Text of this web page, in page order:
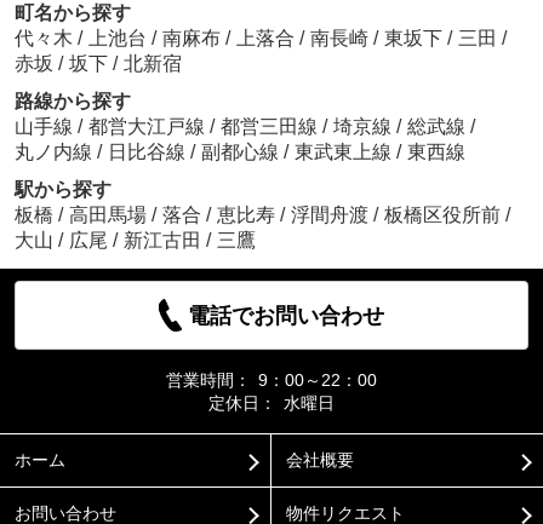
町名から探す
代々木 / 上池台 / 南麻布 / 上落合 / 南長崎 / 東坂下 / 三田 /
赤坂 / 坂下 / 北新宿
路線から探す
山手線 / 都営大江戸線 / 都営三田線 / 埼京線 / 総武線 /
丸ノ内線 / 日比谷線 / 副都心線 / 東武東上線 / 東西線
駅から探す
板橋 / 高田馬場 / 落合 / 恵比寿 / 浮間舟渡 / 板橋区役所前 /
大山 / 広尾 / 新江古田 / 三鷹
電話でお問い合わせ
営業時間：
9：00～22：00
定休日：
水曜日
ホーム 会社概要
お問い合わせ 物件リクエスト